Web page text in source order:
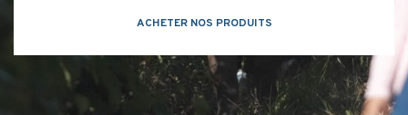
ACHETER NOS PRODUITS